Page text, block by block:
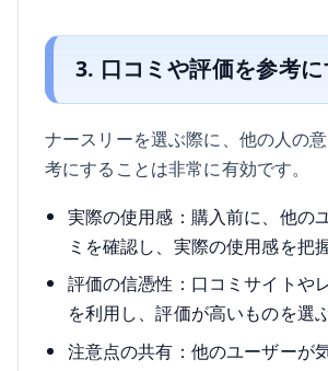
3. 口コミや評価を参考に
ナースリーを選ぶ際に、他の人の
考にすることは非常に有効です。
実際の使用感：購入前に、他の
ミを確認し、実際の使用感を把
評価の信憑性：口コミサイトや
を利用し、評価が高いものを選
注意点の共有：他のユーザーが